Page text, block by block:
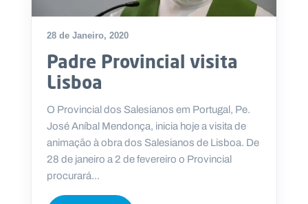
28 de Janeiro, 2020
Padre Provincial visita
Lisboa
O Provincial dos Salesianos em Portugal, Pe.
José Aníbal Mendonça, inicia hoje a visita de
animação à obra dos Salesianos de Lisboa. De
28 de janeiro a 2 de fevereiro o Provincial
procurará...
P
O
R
A
L
N
A
C
I
O
N
A
L
S